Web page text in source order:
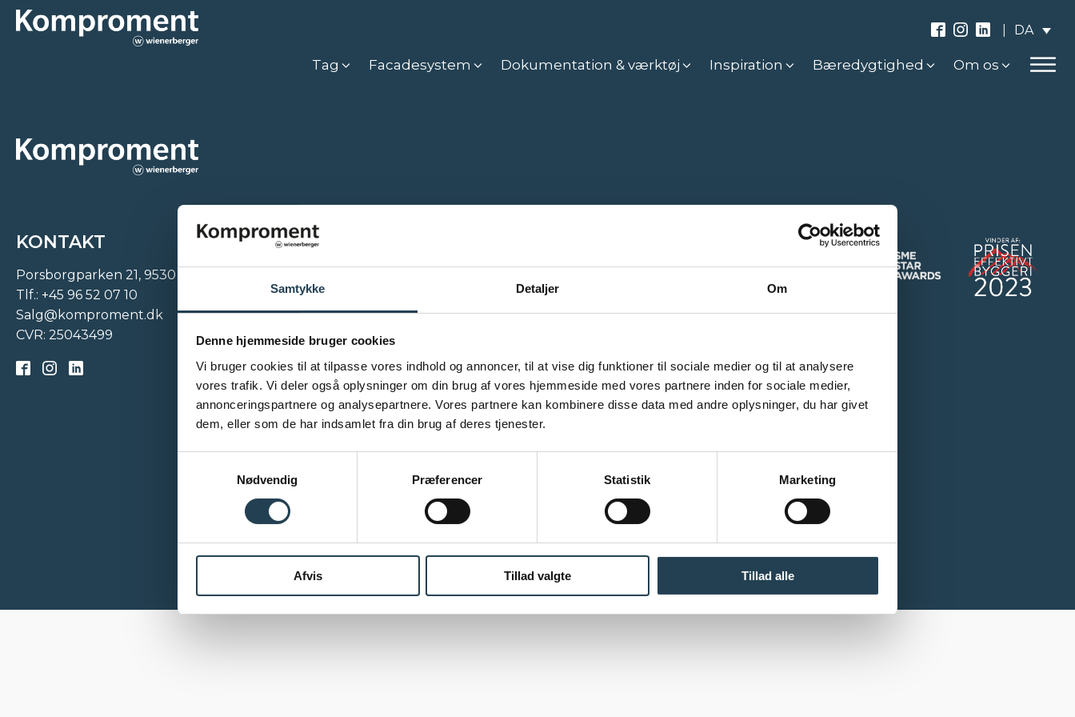
Samtykke Detaljer Om
Denne hjemmeside bruger cookies
Vi bruger cookies til at tilpasse vores indhold og annoncer, til at vise dig funktioner til sociale medier og til at analysere
vores trafik. Vi deler også oplysninger om din brug af vores hjemmeside med vores partnere inden for sociale medier,
annonceringspartnere og analysepartnere. Vores partnere kan kombinere disse data med andre oplysninger, du har givet
dem, eller som de har indsamlet fra din brug af deres tjenester.
Nødvendig
Præferencer Statistik Marketing
Afvis Tillad valgte Tillad alle
DA
Tag Facadesystem Dokumentation & værktøj Inspiration Bæredygtighed Om os
KONTAKT
Porsborgparken 21, 9530 Støvring
Tlf.:+45 96 52 07 10
Salg@komproment.dk
CVR: 25043499
Værktøjer og dokumentation
Garantibevis
Salgs- og leveringsbetingelser
Om os
Kontakt os
Ledige stillinger
Persondatapolitik